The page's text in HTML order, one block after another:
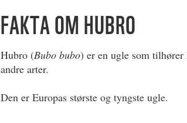
FAKTA OM HUBRO
Hubro (Bubo bubo) er en ugle som
andre arter.
Den er Europas største og tyngste ugle.